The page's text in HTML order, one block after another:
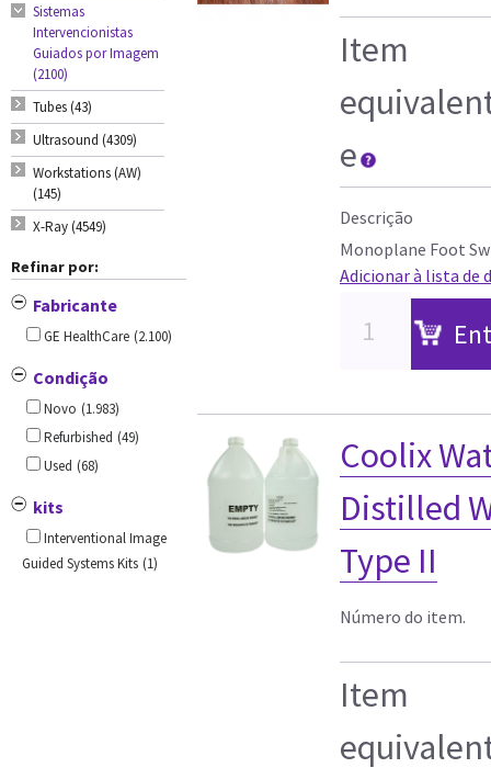
Sistemas
Intervencionistas
Guiados por Imagem
(2100)
Tubes (43)
Ultrasound (4309)
Workstations (AW)
(145)
X-Ray (4549)
Refinar por:
Fabricante
GE HealthCare (2.100)
Condição
Novo (1.983)
Refurbished (49)
Used (68)
kits
Interventional Image
Guided Systems Kits (1)
Item
e
Descrição
Monoplane Foot
Adicionar à lista de
Coolix
Distilled
Type II
Número do item.
Item